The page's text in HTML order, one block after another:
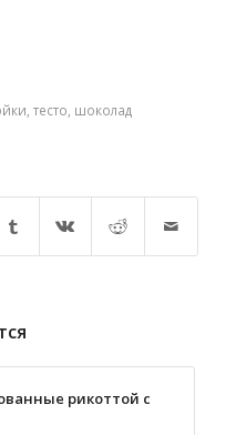
тесто шоколад
рикоттой c